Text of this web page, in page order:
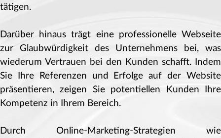
tätigen.
Darüber hinaus trägt eine professionelle Webseite
zur Glaubwürdigkeit des Unternehmens bei, was
wiederum Vertrauen bei den Kunden schafft. Indem
Sie Ihre Referenzen und Erfolge auf der Website
präsentieren, zeigen Sie potentiellen Kunden Ihre
Kompetenz in Ihrem Bereich.
Durch Online-Marketing-Strategien wie